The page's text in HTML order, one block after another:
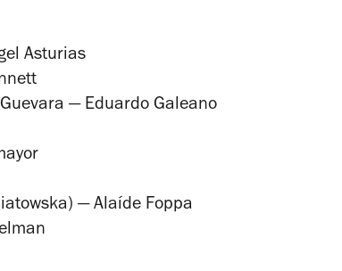
Asturias
— Eduardo Galeano
— Alaíde Foppa